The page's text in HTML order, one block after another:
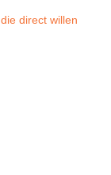
direct willen